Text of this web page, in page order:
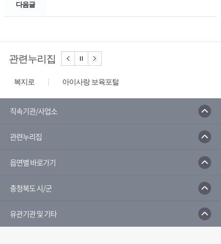
다음글
관련누리집
복지로
아이사랑 보육포털
드림스타트
한국장애인재활협회
국립특수원
직속기관/사업소
관련누리집
읍면별 바로가기
충청북도 시/군
유관기관 및 기타